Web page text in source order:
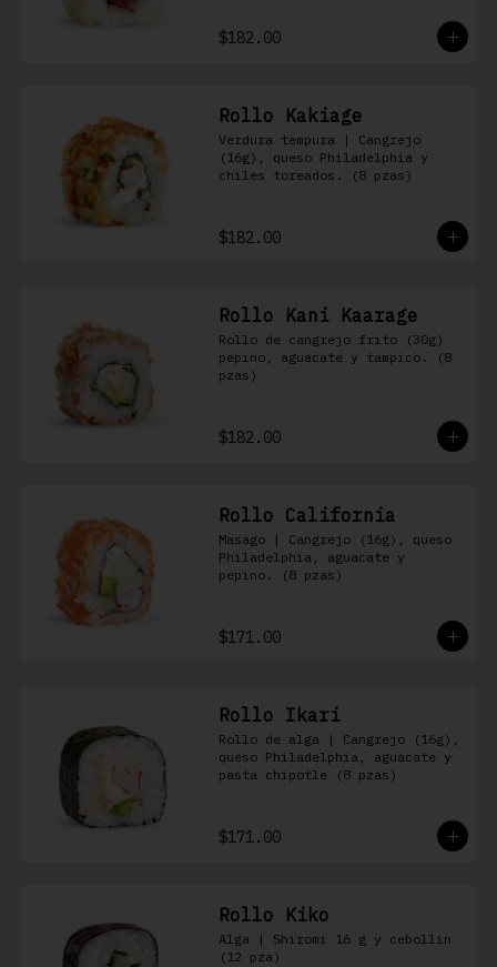
$182.00
Rollo Kakiage
Verdura tempura | Cangrejo
(16g), queso Philadelphia y
chiles toreados. (8 pzas)
$182.00
Rollo Kani Kaarage
Rollo de cangrejo frito (30g)
pepino, aguacate y tampico. (8
pzas)
$182.00
Rollo California
Masago | Cangrejo (16g), queso
Philadelphia, aguacate y
pepino. (8 pzas)
$171.00
Rollo Ikari
Rollo de alga | Cangrejo (16g),
queso Philadelphia, aguacate y
pasta chipotle (8 pzas)
$171.00
Rollo Kiko
Alga | Shiromi 16 g y cebollin
(12 pza)